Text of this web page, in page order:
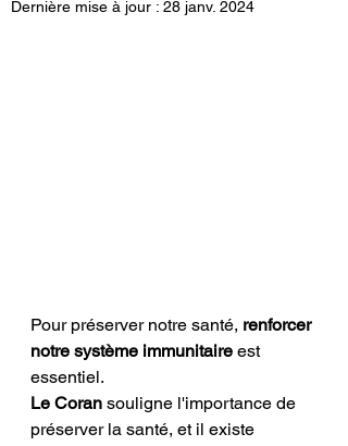
Dernière mise à jour : 28 janv. 2024
Pour préserver notre santé, renforcer
notre système immunitaire est
essentiel.
Le Coran souligne l'importance de
préserver la santé, et il existe